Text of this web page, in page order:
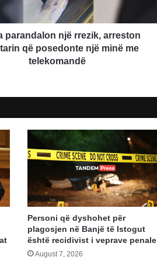
parandalon një rrezik, arreston
që posedonte një minë me
telekomandë
Personi që dyshohet për
plagosjen në Banjë të Istogut
është recidivist i veprave penale
August 7, 2026